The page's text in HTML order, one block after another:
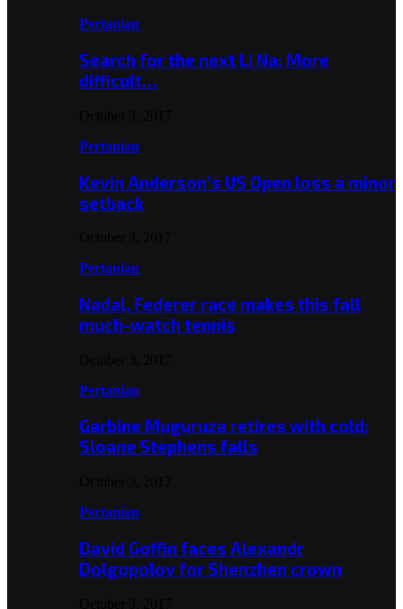
Pertanian
Search for the next Li Na: More
difficult…
Pertanian
Kevin Anderson’s US Open loss a minor
setback
Pertanian
Nadal, Federer race makes this fall
much-watch tennis
Pertanian
Garbine Muguruza retires with cold;
Sloane Stephens falls
Pertanian
David Goffin faces Alexandr
Dolgopolov for Shenzhen crown